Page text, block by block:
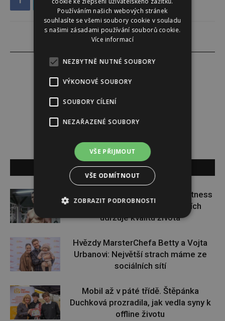
Lucie Šáleová
SOUVISEJÍCÍ ČLÁNKY
Jaroslav Pecka: U mladých lidí fitness
buduje zdravé návyky, u starších
udržuje kvalitu života
Hvězdy MarsterChefa Betty a Vojta
Urbanovi: Největší strach máme ze
sociálních sítí
Mobil až v páté třídě. Štěpánka
Duchková prozradila, jak vedla syny k
offline životu
Používáním našich webových stránek
souhlasíte se všemi soubory cookie v souladu
s našimi zásadami používání souborů cookie.
Více informací
NEZBYTNĚ NUTNÉ SOUBORY
VÝKONOVÉ SOUBORY
SOUBORY CÍLENÍ
NEZAŘAZENÉ SOUBORY
VŠE PŘIJMOUT
VŠE ODMÍTNOUT
ZOBRAZIT PODROBNOSTI